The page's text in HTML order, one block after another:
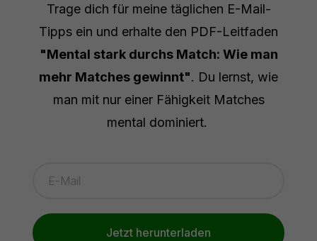
Trage dich für meine täglichen E-Mail-
Tipps ein und erhalte den PDF-Leitfaden
"Mental stark durchs Match: Wie man
mehr Matches gewinnt". Du lernst, wie
man mit nur einer Fähigkeit Matches
mental dominiert.
Jetzt herunterladen